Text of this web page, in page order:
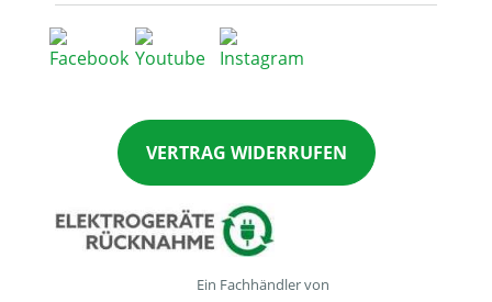
VERTRAG WIDERRUFEN
Ein Fachhändler von